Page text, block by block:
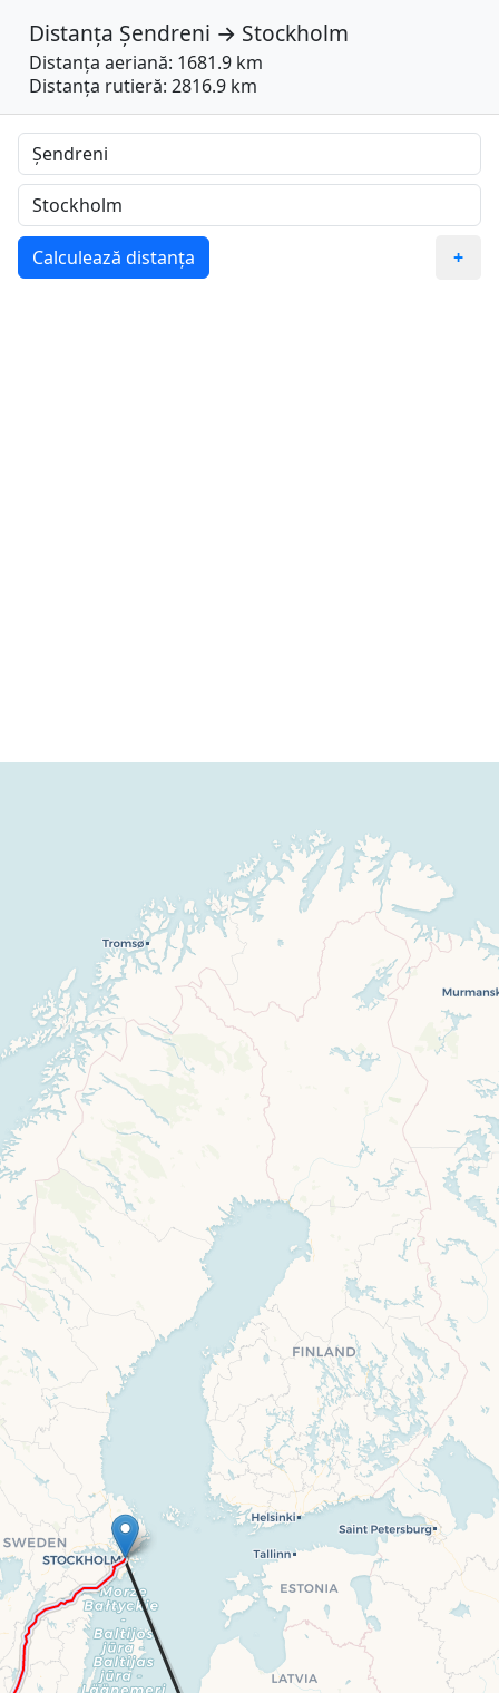
Distanța Șendreni → Stockholm
Distanța aeriană: 1681.9 km
Distanța rutieră: 2816.9 km
Calculează distanța +